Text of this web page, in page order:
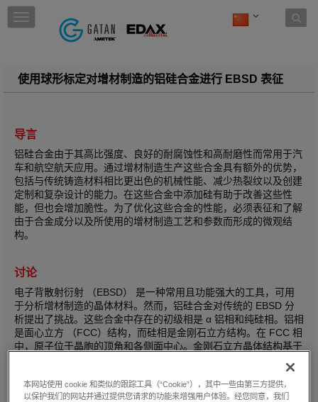
T
o
l
e
i
g
a
t
i
o
n
使用球形标定对增材制造的铝硅合金进行 EBSD 表征
导言
铝硅合金由于其高比强度、良好的耐腐蚀性和高耐磨性而常用于汽
车和航空航天应用。通过增材制造生产这些合金具有额外的优势，
包括与传统铸造材料相比更出色的机械性能、减少热裂纹以及创建
定制和复杂设计的能力。在这些合金中添加硅有助于改善这些性
能，但也会增加脆性。为了优化这些合金的性能，必须表征和了解
由于合金成分以及所使用的增材制造工艺和参数而形成的微观结
构。
讨论
电子背散射衍射 （EBSD） 是一种常用且功能强大的工具，可用
于分析增材制造的晶体材料。然而，铝硅合金对传统的 EBSD 分
析提出了挑战。这些合金中存在的初级相是 α 铝相和纯硅相。铝相
是面心立方 （FCC）结构，而硅相是金刚石立方结构。在 FCC 相
中，原子位于晶胞的顶角和各侧面中心。金刚石立方晶体结构基于
本网站使用 cookie 和类似的跟踪工具（“Cookie”），其中一些由第三方提供，
以保护我们的网站并通过提供您请求的功能来增强用户体验。经您同意，我们